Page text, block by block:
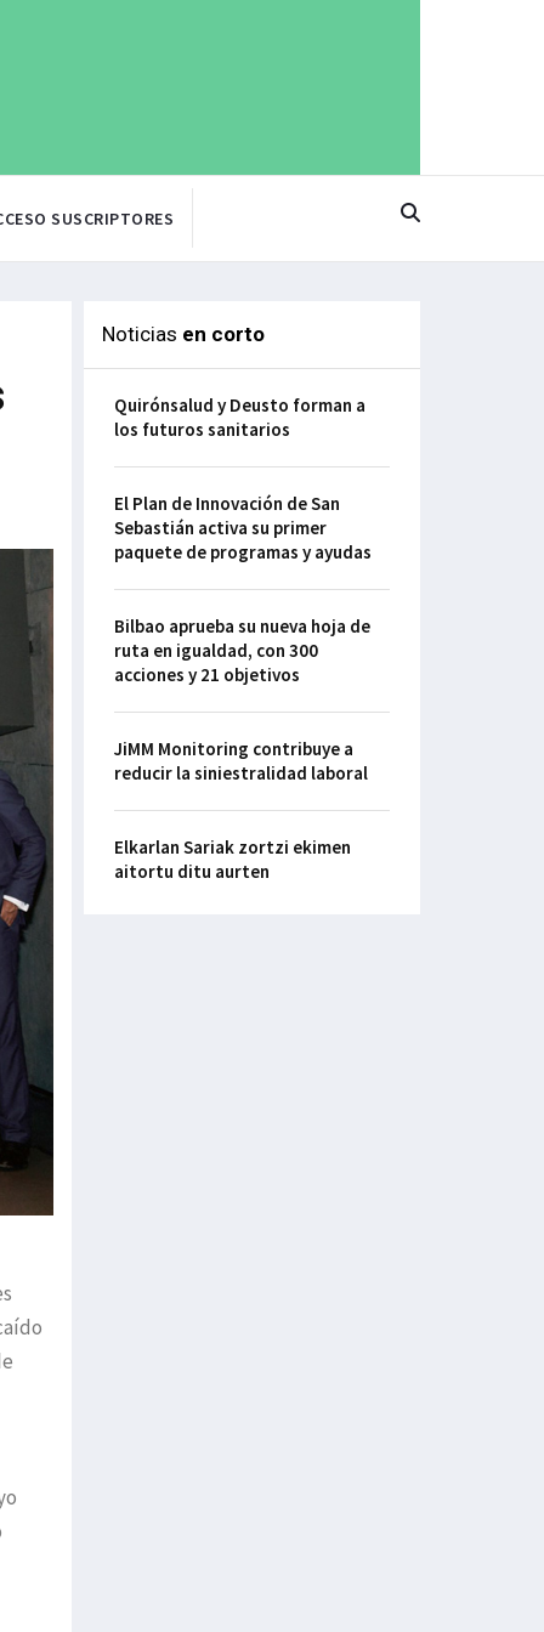
SUSCRIPTORES
Noticias en corto
Quirónsalud y Deusto forman a
los futuros sanitarios
El Plan de Innovación de San
Sebastián activa su primer
paquete de programas y ayudas
Bilbao aprueba su nueva hoja de
ruta en igualdad, con 300
acciones y 21 objetivos
JiMM Monitoring contribuye a
reducir la siniestralidad laboral
Elkarlan Sariak zortzi ekimen
aitortu ditu aurten